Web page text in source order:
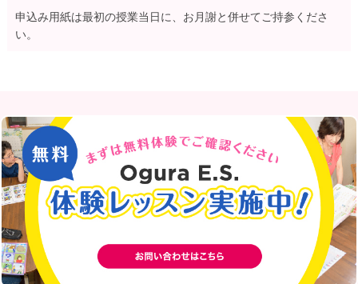
申込み用紙は最初の授業当日に、お月謝と併せてご持参くださ
い。